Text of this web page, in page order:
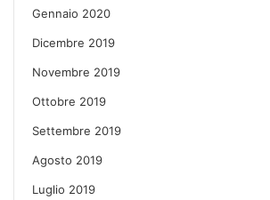
Gennaio 2020
Dicembre 2019
Novembre 2019
Ottobre 2019
Settembre 2019
Agosto 2019
Luglio 2019